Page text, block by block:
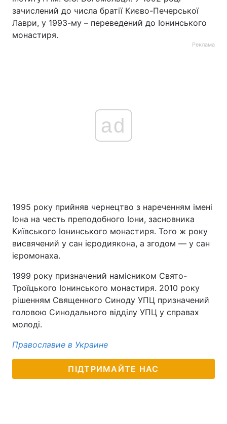
зачислений до числа братії Києво-Печерської
Лаври, у 1993-му – переведений до Іонинського
монастиря.
Реклама
ad
1995 року прийняв чернецтво з нареченням імені
Іона на честь преподобного Іони, засновника
Київського Іонинського монастиря. Того ж року
висвячений у сан ієродиякона, а згодом — у сан
ієромонаха.
1999 року призначений намісником Свято-
Троїцького Іонинського монастиря. 2010 року
рішенням Священного Синоду УПЦ призначений
головою Синодального відділу УПЦ у справах
молоді.
Православие в Украине
ПІДТРИМАЙТЕ НАС